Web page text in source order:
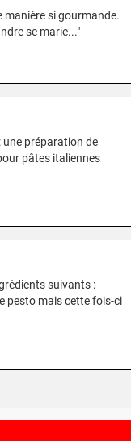
manière si gourmande.
se marie..."
une préparation de
pâtes italiennes
suivants :
pesto mais cette fois-ci